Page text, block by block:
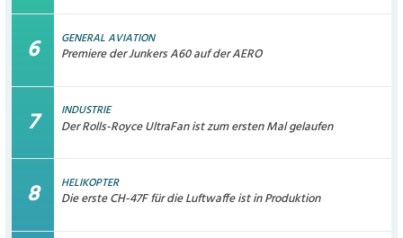
GENERAL AVIATION
Premiere der Junkers A60 auf der AERO
INDUSTRIE
Der Rolls-Royce UltraFan ist zum ersten Mal gelaufen
HELIKOPTER
Die erste CH-47F für die Luftwaffe ist in Produktion